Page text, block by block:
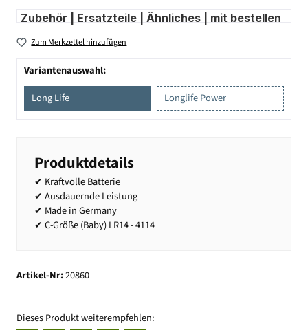
Zubehör | Ersatzteile | Ähnliches | mit bestellen
Zum Merkzettel hinzufügen
Variantenauswahl:
Long Life
Longlife Power
Produktdetails
✔ Kraftvolle Batterie
✔ Ausdauernde Leistung
✔ Made in Germany
✔ C-Größe (Baby) LR14 - 4114
Artikel-Nr:20860
Dieses Produkt weiterempfehlen: